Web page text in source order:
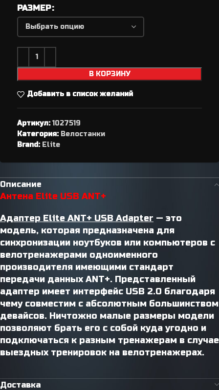
РАЗМЕР
В КОРЗИНУ
Добавить в список желаний
Артикул:1027519
Категория: Велостанки
Brand: Elite
Описание
Антена Elite USB ANT+
Адаптер Elite ANT+ USB Adapter — это
модель, которая предназначена для
синхронизации ноутбуков или компьютеров с
велотренажерами одноименного
производителя имеющими стандарт
передачи данных ANT+. Представленный
адаптер имеет интерфейс USB 2.0 благодаря
чему совместим с абсолютным большинством
девайсов. Ничтожно малые размеры модели
позволяют брать его с собой куда угодно и
подключаться к разным тренажерам в случае
выездных тренировок на велотренажерах.
Доставка